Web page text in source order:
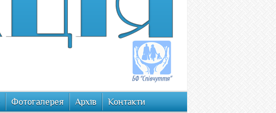
Фотогалерея Архів Контакти